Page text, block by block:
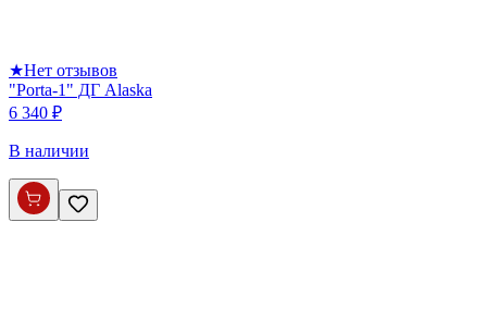
★Нет отзывов
"Porta-1" ДГ Alaska
6 340 ₽
В наличии